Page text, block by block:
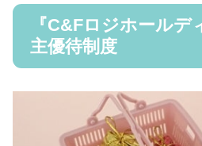
『C&Fロジホール
主優待制度